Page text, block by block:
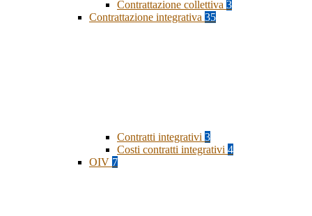
Contrattazione collettiva 3
Contrattazione integrativa 35
Contratti integrativi 3
Costi contratti integrativi 4
OIV 7